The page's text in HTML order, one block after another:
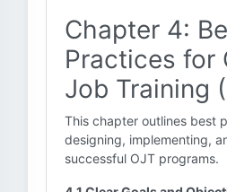
Chapter 4:
Practices for
Job Training
This chapter outlines best
designing, implementing,
successful OJT programs.